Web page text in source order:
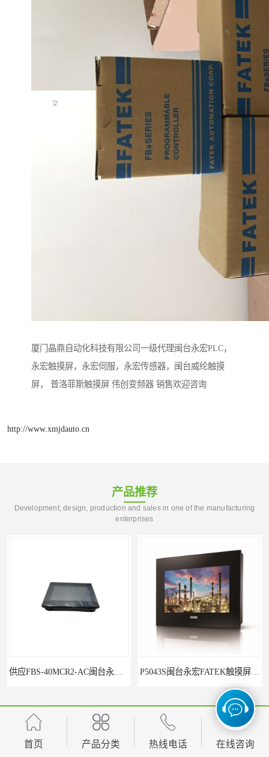
厦门晶鼎自动化科技有限公司一级代理闽台永宏PLC，
永宏触摸屏，永宏伺服，永宏传感器，闽台威纶触摸
屏， 普洛菲斯触摸屏 伟创变频器 销售欢迎咨询
http://www.xmjdauto.cn
产品推荐
Development, design, production and sales in one of the manufacturing
enterprises
您是第
版权所有 ©2026-08-07 闽ICP备2024064622号-1
首页 产品分类 热线电话 在线咨询